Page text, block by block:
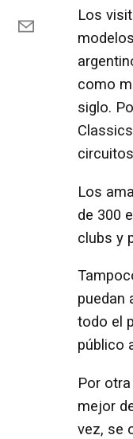
Los
como
siglo.
Los
de 300
clubs y
puedan
todo el
público
Por
mejor
vez, se